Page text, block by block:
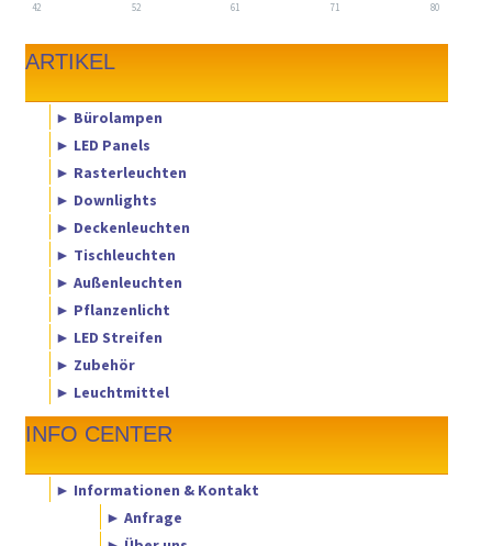
42 52 61 71 80
ARTIKEL
► Bürolampen
► LED Panels
► Rasterleuchten
► Downlights
► Deckenleuchten
► Tischleuchten
► Außenleuchten
► Pflanzenlicht
► LED Streifen
► Zubehör
► Leuchtmittel
INFO CENTER
► Informationen & Kontakt
► Anfrage